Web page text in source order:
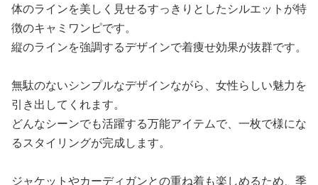
体のラインを美しく見せるすっきりとしたシルエットが特
徴のキャミワンピです。
縦のラインを強調するデザインで着痩せ効果が抜群です。
無駄のないシンプルなデザインながら、女性らしい魅力を
引き出してくれます。
どんなシーンでも活躍する万能アイテムで、一枚で様にな
るスタイリングが完成します。
ジャケットやカーディガンとの重ね着も楽しめるため、季